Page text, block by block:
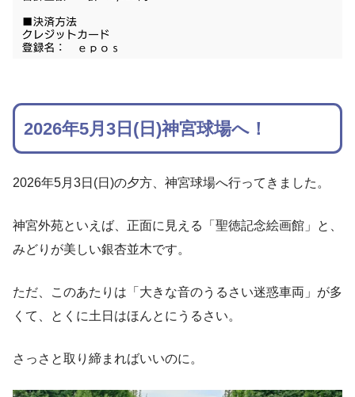
2026年5月3日(日)神宮球場へ！
2026年5月3日(日)の夕方、神宮球場へ行ってきました。
神宮外苑といえば、正面に見える「聖徳記念絵画館」と、
みどりが美しい銀杏並木です。
ただ、このあたりは「大きな音のうるさい迷惑車両」が多
くて、とくに土日はほんとにうるさい。
さっさと取り締まればいいのに。